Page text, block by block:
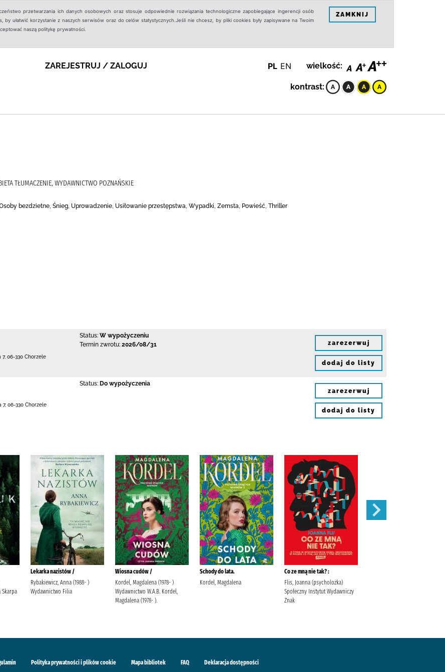
przetwarzania ich danych osobowych oraz stosuje odpowiednie rozwiązania technologiczne zapobiegające ingerencji osób
ułatwić korzystanie z naszych serwisów oraz do celów statystycznych.Jeśli nie chcesz, by pliki cookies były zapisywane na Twoim
naszą politykę prywatności.
ZAMKNIJ
ZAREJESTRUJ / ZALOGUJ PL EN wielkość:
kontrast:
TŁUMACZENIE, WYDAWNICTWO POZNAŃSKIE
bezdzietne, Śnieg, Uprowadzenie, Usiłowanie przestępstwa, Wypadki, Zemsta, Powieść, Thriller
Status: W wypożyczeniu
Termin zwrotu: 2026/08/31
7, 06-330 Chorzele
zarezerwuj
dodaj do listy
Status: Do wypożyczenia
7, 06-330 Chorzele
zarezerwuj
dodaj do listy
Skarpa
Lekarka nazistów /
Rybakiewicz, Anna (1988- )
Wydawnictwo Filia
Wiosna cudów /
Kordel, Magdalena (1978- )
Wydawnictwo W.A.B. Kordel,
Magdalena (1978- ).
Schody do lata.
Kordel, Magdalena
Co ze mną nie tak? :
Flis, Joanna (psycholożka)
Społeczny Instytut Wydawniczy
Znak
Polityka prywatności i plików cookie Mapa bibliotek FAQ Deklaracja dostępności